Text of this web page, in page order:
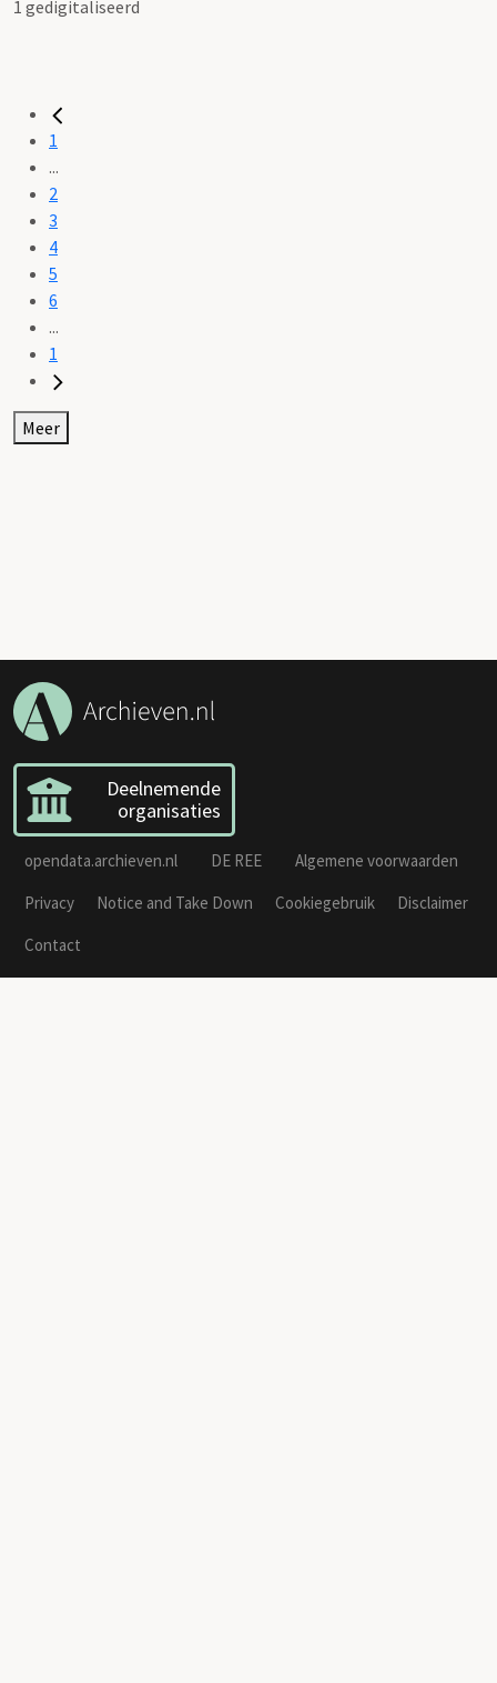
1 gedigitaliseerd
1
...
2
3
4
5
6
...
1
Meer
Deelnemende
organisaties
opendata.archieven.nl DE REE
Algemene voorwaarden
Privacy
Notice and Take Down Cookiegebruik
Disclaimer
Contact